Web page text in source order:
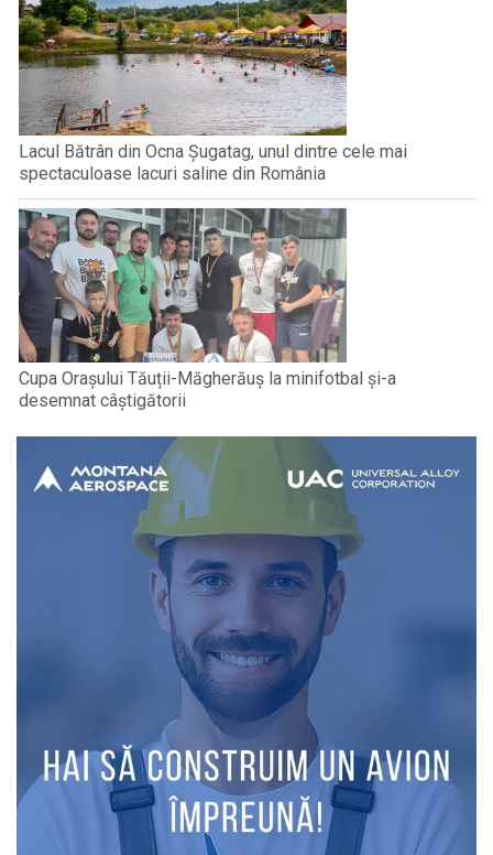
Lacul Bătrân din Ocna Șugatag, unul dintre cele mai
spectaculoase lacuri saline din România
Cupa Orașului Tăuții-Măgherăuș la minifotbal și-a
desemnat câștigătorii